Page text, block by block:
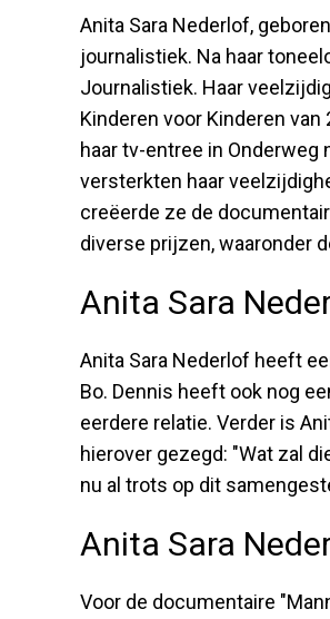
Anita Sara Nederlof,
journalistiek. Na haar
Journalistiek. Haar
Kinderen voor Kinderen
haar tv-entree in Onderweg
versterkten haar
creëerde ze de
diverse prijzen, waaronder
Anita Sara
Anita Sara Nederlof heeft
Bo. Dennis heeft ook nog
eerdere relatie. Verder is
hierover gezegd: "Wat zal
nu al trots op dit
Anita Sara
Voor de documentaire